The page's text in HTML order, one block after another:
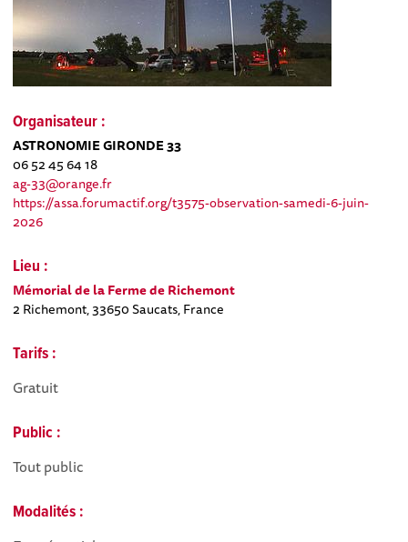
Organisateur :
ASTRONOMIE GIRONDE 33
06 52 45 64 18
ag-33@orange.fr
https://assa.forumactif.org/t3575-observation-samedi-6-juin-
2026
Lieu :
Mémorial de la Ferme de Richemont
2 Richemont, 33650 Saucats, France
Tarifs :
Gratuit
Public :
Tout public
Modalités :